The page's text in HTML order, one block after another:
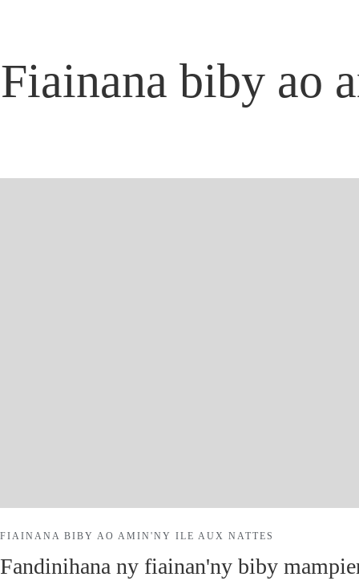
MIJANONA AO
FAMPIANARAN
MIJANONA AO
AMIN'NY
AURORA
Facebook
Instagram
AURORA
Fiainana biby ao
FIAINANA BIBY AO AMIN'NY ILE AUX NATTES
Fandinihana ny fiainan'ny biby